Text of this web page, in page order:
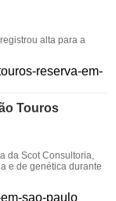
alta para a
Touros
da Scot Consultoria,
e de genética durante